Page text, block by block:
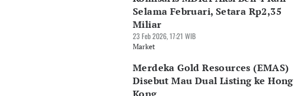
Selama Februari, Setara Rp2,35
Miliar
23 Feb 2026, 17:21 WIB
Market
Merdeka Gold Resources (EMAS)
Disebut Mau Dual Listing ke Hong